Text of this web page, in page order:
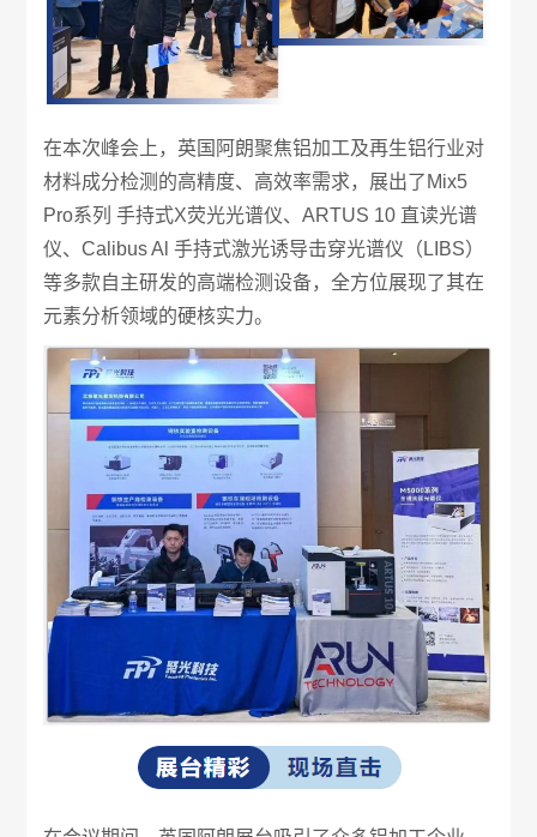
在本次峰会上，英国阿朗聚焦铝加工及再生铝行业对
材料成分检测的高精度、高效率需求，展出了Mix5
Pro系列 手持式X荧光光谱仪、ARTUS 10 直读光谱
仪、Calibus Al 手持式激光诱导击穿光谱仪（LIBS）
等多款自主研发的高端检测设备，全方位展现了其在
元素分析领域的硬核实力。